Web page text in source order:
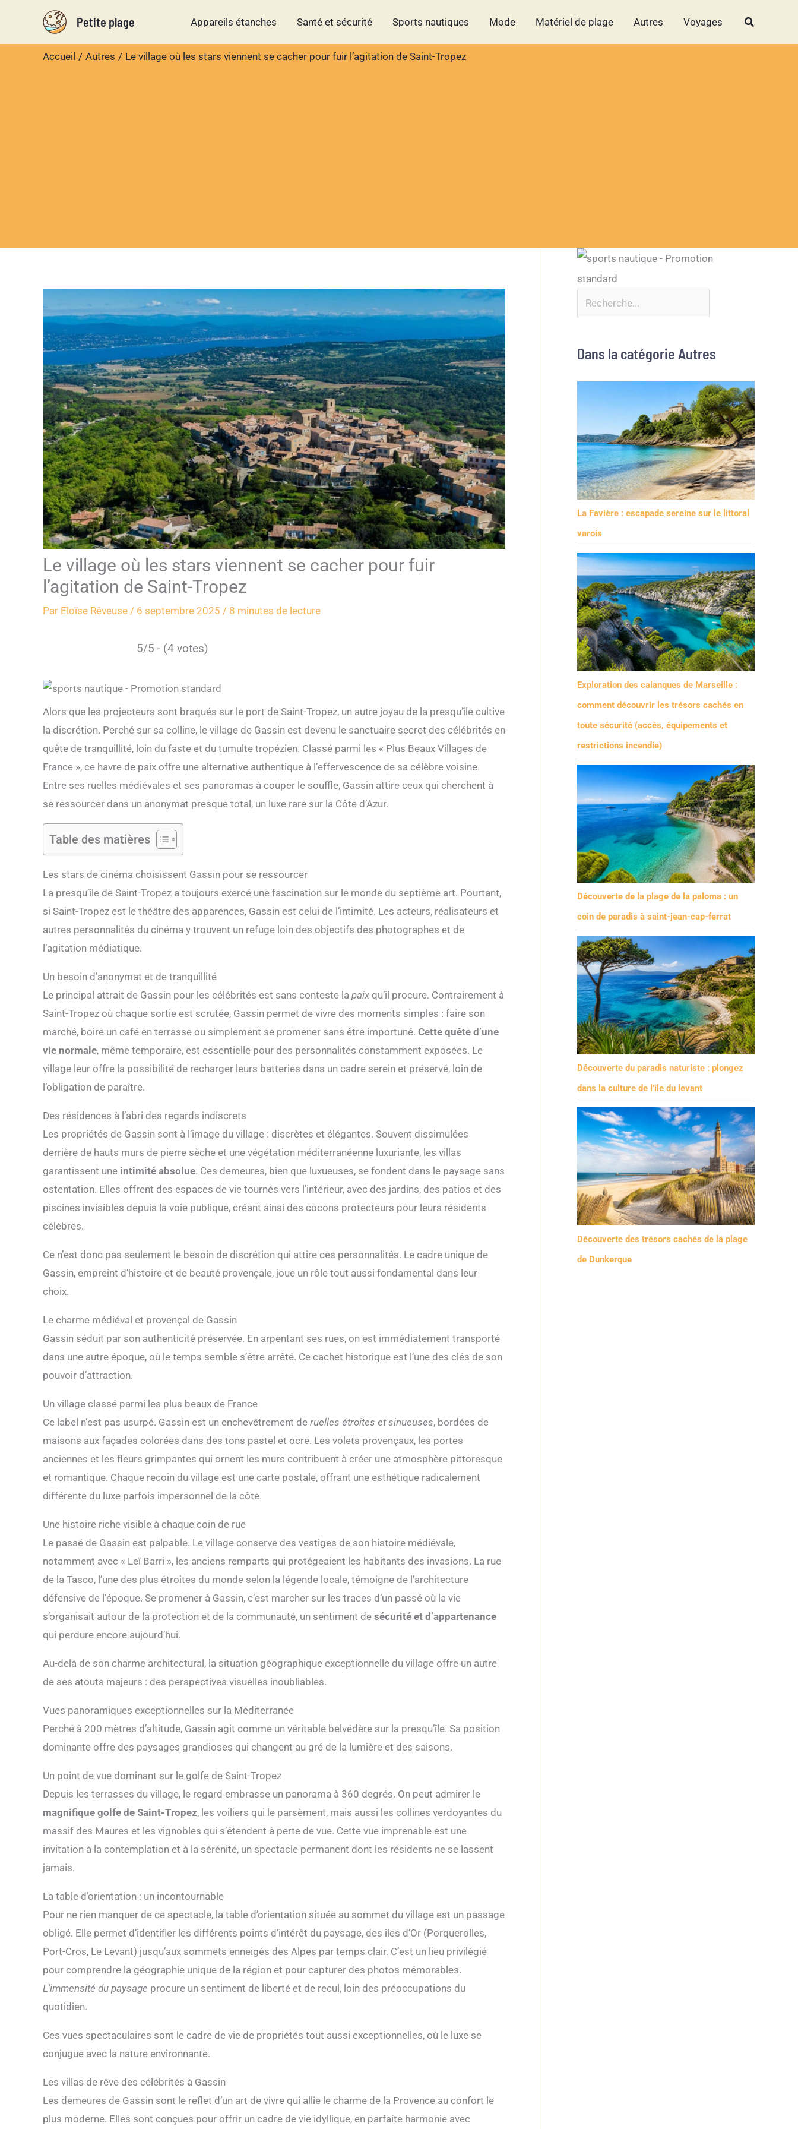
contenu
Petite plage Appareils étanches Santé et sécurité Sports nautiques Mode Matériel de plage Autres Voyages Rechercher
Accueil Autres Le village où les stars viennent se cacher pour fuir l’agitation de Saint-Tropez
Le village où les stars viennent se cacher pour fuir
l’agitation de Saint-Tropez
Par Eloïse Rêveuse / 6 septembre 2025 / 8 minutes de lecture
5/5 - (4 votes)
Alors que les projecteurs sont braqués sur le port de Saint-Tropez, un autre joyau de la presqu’île cultive
la discrétion. Perché sur sa colline, le village de Gassin est devenu le sanctuaire secret des célébrités en
quête de tranquillité, loin du faste et du tumulte tropézien. Classé parmi les « Plus Beaux Villages de
France », ce havre de paix offre une alternative authentique à l’effervescence de sa célèbre voisine.
Entre ses ruelles médiévales et ses panoramas à couper le souffle, Gassin attire ceux qui cherchent à
se ressourcer dans un anonymat presque total, un luxe rare sur la Côte d’Azur.
Table des matières
Les stars de cinéma choisissent Gassin pour se ressourcer
La presqu’île de Saint-Tropez a toujours exercé une fascination sur le monde du septième art. Pourtant,
si Saint-Tropez est le théâtre des apparences, Gassin est celui de l’intimité. Les acteurs, réalisateurs et
autres personnalités du cinéma y trouvent un refuge loin des objectifs des photographes et de
l’agitation médiatique.
Un besoin d’anonymat et de tranquillité
Le principal attrait de Gassin pour les célébrités est sans conteste la paix qu’il procure. Contrairement à
Saint-Tropez où chaque sortie est scrutée, Gassin permet de vivre des moments simples : faire son
marché, boire un café en terrasse ou simplement se promener sans être importuné. Cette quête d’une
vie normale, même temporaire, est essentielle pour des personnalités constamment exposées. Le
village leur offre la possibilité de recharger leurs batteries dans un cadre serein et préservé, loin de
l’obligation de paraître.
Des résidences à l’abri des regards indiscrets
Les propriétés de Gassin sont à l’image du village : discrètes et élégantes. Souvent dissimulées
derrière de hauts murs de pierre sèche et une végétation méditerranéenne luxuriante, les villas
garantissent une intimité absolue. Ces demeures, bien que luxueuses, se fondent dans le paysage sans
ostentation. Elles offrent des espaces de vie tournés vers l’intérieur, avec des jardins, des patios et des
piscines invisibles depuis la voie publique, créant ainsi des cocons protecteurs pour leurs résidents
célèbres.
Ce n’est donc pas seulement le besoin de discrétion qui attire ces personnalités. Le cadre unique de
Gassin, empreint d’histoire et de beauté provençale, joue un rôle tout aussi fondamental dans leur
choix.
Le charme médiéval et provençal de Gassin
Gassin séduit par son authenticité préservée. En arpentant ses rues, on est immédiatement transporté
dans une autre époque, où le temps semble s’être arrêté. Ce cachet historique est l’une des clés de son
pouvoir d’attraction.
Un village classé parmi les plus beaux de France
Ce label n’est pas usurpé. Gassin est un enchevêtrement de ruelles étroites et sinueuses, bordées de
maisons aux façades colorées dans des tons pastel et ocre. Les volets provençaux, les portes
anciennes et les fleurs grimpantes qui ornent les murs contribuent à créer une atmosphère pittoresque
et romantique. Chaque recoin du village est une carte postale, offrant une esthétique radicalement
différente du luxe parfois impersonnel de la côte.
Une histoire riche visible à chaque coin de rue
Le passé de Gassin est palpable. Le village conserve des vestiges de son histoire médiévale,
notamment avec « Leï Barri », les anciens remparts qui protégeaient les habitants des invasions. La rue
de la Tasco, l’une des plus étroites du monde selon la légende locale, témoigne de l’architecture
défensive de l’époque. Se promener à Gassin, c’est marcher sur les traces d’un passé où la vie
s’organisait autour de la protection et de la communauté, un sentiment de sécurité et d’appartenance
qui perdure encore aujourd’hui.
Au-delà de son charme architectural, la situation géographique exceptionnelle du village offre un autre
de ses atouts majeurs : des perspectives visuelles inoubliables.
Vues panoramiques exceptionnelles sur la Méditerranée
Perché à 200 mètres d’altitude, Gassin agit comme un véritable belvédère sur la presqu’île. Sa position
dominante offre des paysages grandioses qui changent au gré de la lumière et des saisons.
Un point de vue dominant sur le golfe de Saint-Tropez
Depuis les terrasses du village, le regard embrasse un panorama à 360 degrés. On peut admirer le
magnifique golfe de Saint-Tropez, les voiliers qui le parsèment, mais aussi les collines verdoyantes du
massif des Maures et les vignobles qui s’étendent à perte de vue. Cette vue imprenable est une
invitation à la contemplation et à la sérénité, un spectacle permanent dont les résidents ne se lassent
jamais.
La table d’orientation : un incontournable
Pour ne rien manquer de ce spectacle, la table d’orientation située au sommet du village est un passage
obligé. Elle permet d’identifier les différents points d’intérêt du paysage, des îles d’Or (Porquerolles,
Port-Cros, Le Levant) jusqu’aux sommets enneigés des Alpes par temps clair. C’est un lieu privilégié
pour comprendre la géographie unique de la région et pour capturer des photos mémorables.
L’immensité du paysage procure un sentiment de liberté et de recul, loin des préoccupations du
quotidien.
Ces vues spectaculaires sont le cadre de vie de propriétés tout aussi exceptionnelles, où le luxe se
conjugue avec la nature environnante.
Les villas de rêve des célébrités à Gassin
Les demeures de Gassin sont le reflet d’un art de vivre qui allie le charme de la Provence au confort le
plus moderne. Elles sont conçues pour offrir un cadre de vie idyllique, en parfaite harmonie avec
Dans la catégorie Autres
La Favière : escapade sereine sur le littoral
varois
Exploration des calanques de Marseille :
comment découvrir les trésors cachés en
toute sécurité (accès, équipements et
restrictions incendie)
Découverte de la plage de la paloma : un
coin de paradis à saint-jean-cap-ferrat
Découverte du paradis naturiste : plongez
dans la culture de l’île du levant
Découverte des trésors cachés de la plage
de Dunkerque